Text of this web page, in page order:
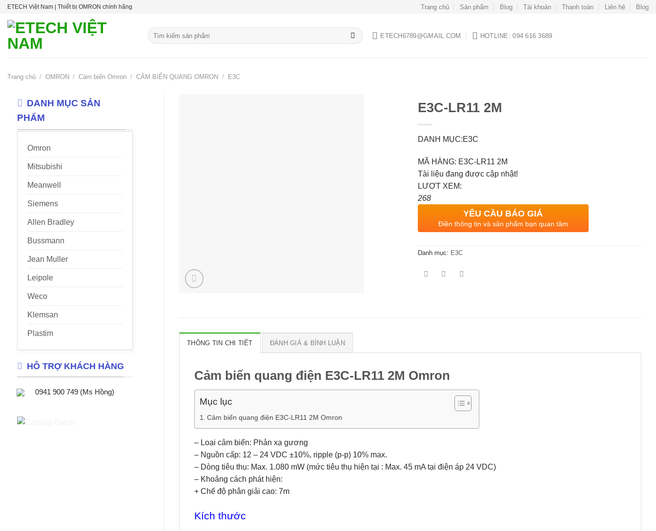
Skip
content
ETECH Việt Nam | Thiết bị OMRON chính hãng Trang chủ Sản phẩm Blog Tài khoản Thanh toán Liên hệ Blog
Tìm
kiếm:
ETECH6789@GMAIL.COM HOTLINE: 094 616 3689
Trang chủ / OMRON / Cảm biến Omron / CẢM BIẾN QUANG OMRON / E3C
DANH MỤC SẢN
PHẨM
Omron
Mitsubishi
Meanwell
Siemens
Allen Bradley
Bussmann
Jean Muller
Leipole
Weco
Klemsan
Plastim
HỖ TRỢ KHÁCH HÀNG
0941 900 749 (Ms Hồng)
E3C-LR11 2M
DANH MỤC:E3C
MÃ HÀNG: E3C-LR11 2M
Tài liệu đang được cập nhật!
LƯỢT XEM:
268
YÊU CẦU BÁO GIÁ
Điền thông tin và sản phẩm bạn quan tâm
Danh mục: E3C
THÔNG TIN CHI TIẾT ĐÁNH GIÁ & BÌNH LUẬN
Cảm biến quang điện E3C-LR11 2M Omron
Mục lục
Cảm biến quang điện E3C-LR11 2M Omron
– Loại cảm biến: Phản xạ gương
– Nguồn cấp: 12 – 24 VDC ±10%, ripple (p-p) 10% max.
– Dòng tiêu thụ: Max. 1.080 mW (mức tiêu thụ hiện tại : Max. 45 mA tại điện áp 24 VDC)
– Khoảng cách phát hiện:
+ Chế độ phân giải cao: 7m
Kích thước